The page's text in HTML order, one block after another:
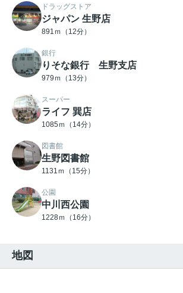
ドラッグストア
ジャパン 生野店
891ｍ（12分）
銀行
りそな銀行 生野支店
979ｍ（13分）
スーパー
ライフ 巽店
1085ｍ（14分）
図書館
生野図書館
1131ｍ（15分）
公園
中川西公園
1228ｍ（16分）
地図